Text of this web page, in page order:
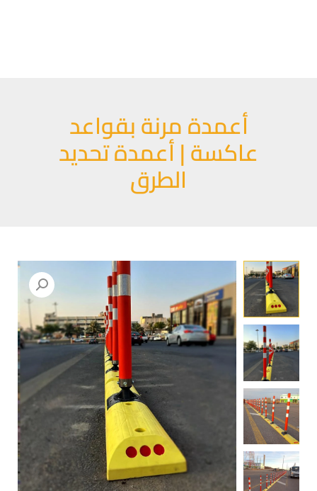
أعمدة مرنة بقواعد
عاكسة | أعمدة تحديد
الطرق
كمية
أعمدة
مرنة
بقواعد
عاكسة
|
أعمدة
الطرق